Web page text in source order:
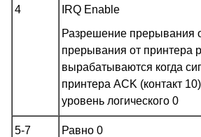
4
IRQ Enable
Разрешение прерывания
прерывания от принтера
вырабатываются когда
принтера ACK (контакт
уровень логического 0
5-7 Равно 0